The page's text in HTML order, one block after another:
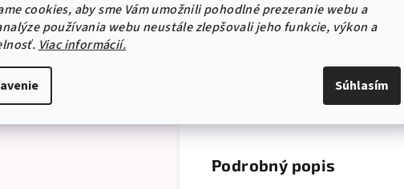
cookies, aby sme Vám umožnili pohodlné prezeranie webu a
používania webu neustále zlepšovali jeho funkcie, výkon a
Viac informácií.
Súhlasím
Parametre
Podrobný popis